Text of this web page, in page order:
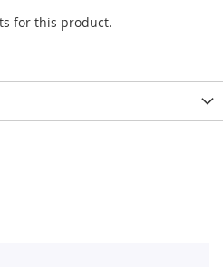
for this product.